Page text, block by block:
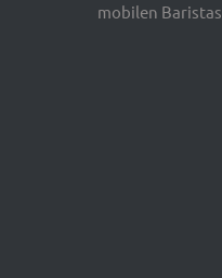
mobilen Baristas